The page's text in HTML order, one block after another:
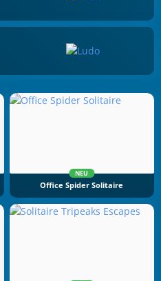
NEU
Office Spider Solitaire